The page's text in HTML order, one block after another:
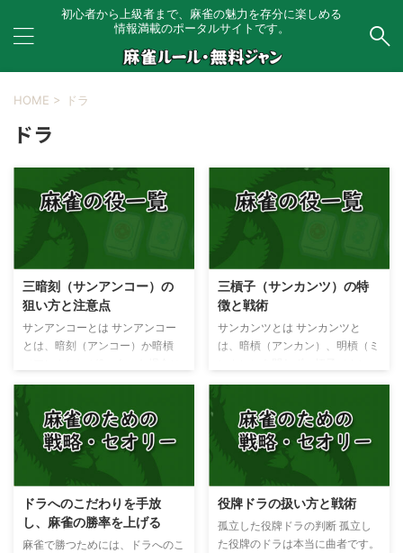
初心者から上級者まで、麻雀の魅力を存分に楽しめる
情報満載のポータルサイトです。
HOME > ドラ
ドラ
三暗刻（サンアンコー）の
狙い方と注意点
サンアンコーとは サンアンコー
とは、暗刻（アンコー）か暗槓
ンカン）が３個すでにある場合に
は、残りの一組はポン、チーして
もサンアンコーは成立します。
暗刻（アンコー）とは
ポンをしないでつくった同じ牌の
3枚の組み合わせです。 ◆よくあ
るトイトイとの複合 暗刻（アン
コー） 暗刻（アンコー） 暗刻
三槓子（サンカンツ）の特
徴と戦術
サンカンツとは サンカンツと
は、暗槓（アンカン）、明槓（ミ
は、３回の冠が必要なので、必然
的にカンドラも最低３つ増えま
す。ドラが増えるということは、
同時に裏ドラも増えるということ
です。 親がリーチをかけていた
りする場合などは、サンカンツを
狙うのは避けたほうがいいかも知
れません。 下の例では、全て暗
ドラへのこだわりを手放
し、麻雀の勝率を上げる
麻雀で勝つためには、ドラへのこ
役牌ドラの扱い方と戦術
孤立した役牌ドラの判断 孤立し
た役牌のドラは本当に曲者です。